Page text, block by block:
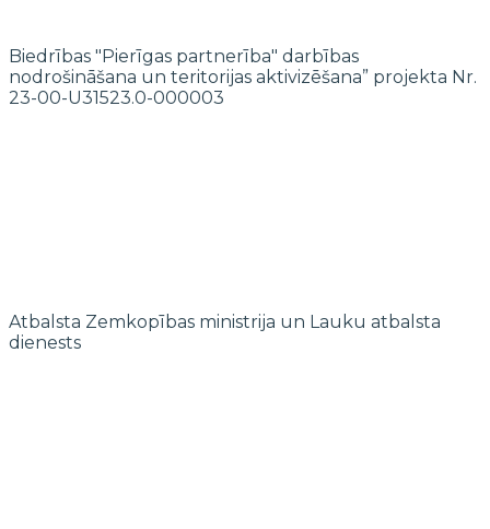
Biedrības "Pierīgas partnerība" darbības
nodrošināšana un teritorijas aktivizēšana” projekta Nr.
23-00-U31523.0-000003
Atbalsta Zemkopības ministrija un Lauku atbalsta
dienests